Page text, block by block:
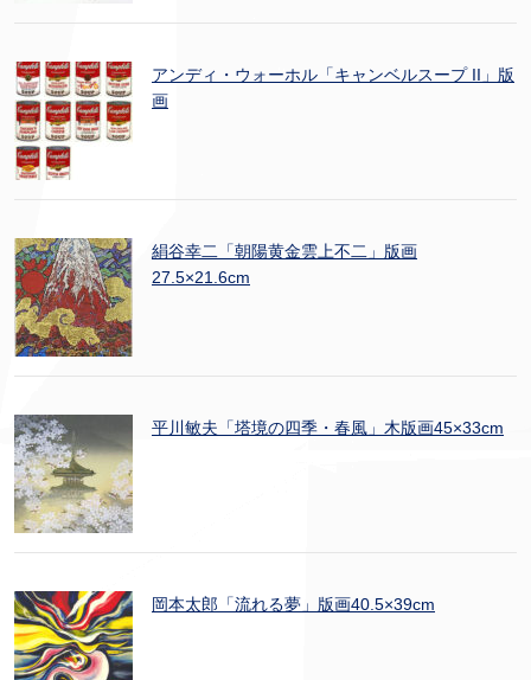
アンディ・ウォーホル「キャンベルスープ II」版
画
絹谷幸二「朝陽黄金雲上不二」版画
27.5×21.6cm
平川敏夫「塔境の四季・春風」木版画45×33cm
岡本太郎「流れる夢」版画40.5×39cm